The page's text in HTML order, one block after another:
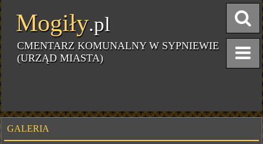
Mogiły.pl
CMENTARZ KOMUNALNY W SYPNIEWIE
(URZĄD MIASTA)
GALERIA